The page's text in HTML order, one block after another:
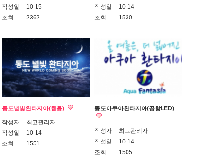
작성일
10-15
조회
2362
작성일
10-14
조회
1530
통도별빛환타지아(웹용)
작성자
최고관리자
작성일
10-14
조회
1551
통도아쿠아환타지아(공항LED)
작성자
최고관리자
작성일
10-14
조회
1505